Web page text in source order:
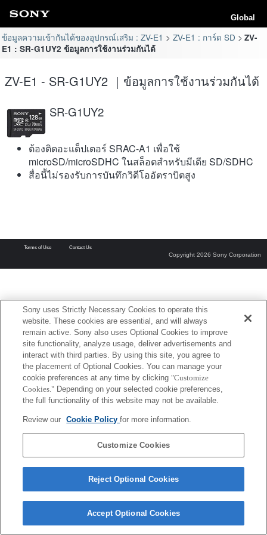
Global
ข้อมูลความเข้ากันได้ของอุปกรณ์เสริม : ZV-E1 ZV-E1 : การ์ด SD
ZV-
E1 : SR-G1UY2 ข้อมูลการใช้งานร่วมกันได้
ZV-E1 - SR-G1UY2 ｜ข้อมูลการใช้งานร่วมกันได้
SR-G1UY2
ต้องติดอะแด็ปเตอร์ SRAC-A1 เพื่อใช้
microSD/microSDHC ในสล็อตสำหรับมีเดีย SD/SDHC
สื่อนี้ไม่รองรับการบันทึกวิดีโออัตราบิตสูง
Terms of Use Contact Us
Copyright 2026 Sony Corporation
Sony uses Strictly Necessary Cookies to operate this
website. These cookies are essential, and will always
remain active. Sony also uses Optional Cookies to improve
site functionality, analyze usage, deliver advertisements and
interact with third parties. By using this site, you agree to
the placement of Optional Cookies. You can manage your
cookie preferences at any time by clicking "Customize
Cookies." Depending on your selected cookie preferences,
the full functionality of this website may not be available.
Review our Cookie Policyfor more information.
Customize Cookies
Reject Optional Cookies
Accept Optional Cookies